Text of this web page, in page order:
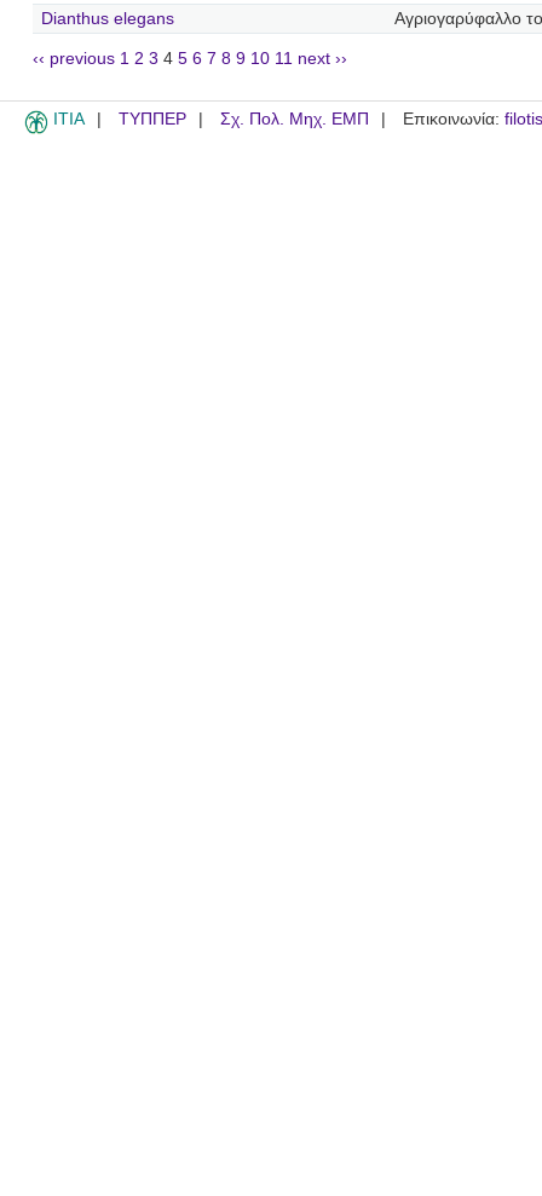
Dianthus elegans
Αγριογαρύφαλλο
‹‹ previous 1 2 3 4 5 6 7 8 9 10 11 next ››
ITIA ΤΥΠΠΕΡ Σχ. Πολ. Μηχ. ΕΜΠ Επικοινωνία: